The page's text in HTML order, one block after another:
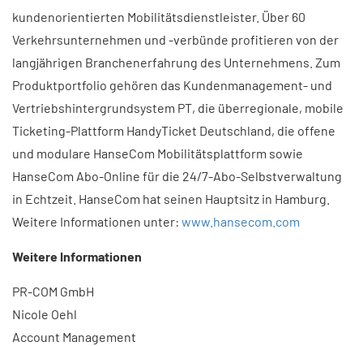
kundenorientierten Mobilitätsdienstleister. Über 60
Verkehrsunternehmen und -verbünde profitieren von der
langjährigen Branchenerfahrung des Unternehmens. Zum
Produktportfolio gehören das Kundenmanagement- und
Vertriebshintergrundsystem PT, die überregionale, mobile
Ticketing-Plattform HandyTicket Deutschland, die offene
und modulare HanseCom Mobilitätsplattform sowie
HanseCom Abo-Online für die 24/7-Abo-Selbstverwaltung
in Echtzeit. HanseCom hat seinen Hauptsitz in Hamburg.
Weitere Informationen unter: www.hansecom.com
Weitere Informationen
PR-COM GmbH
Nicole Oehl
Account Management